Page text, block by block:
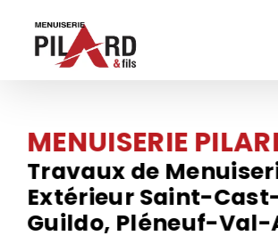
contenu
MENUISERIE
Travaux de
Extérieur Saint-
Guildo, Pléneuf-Val-